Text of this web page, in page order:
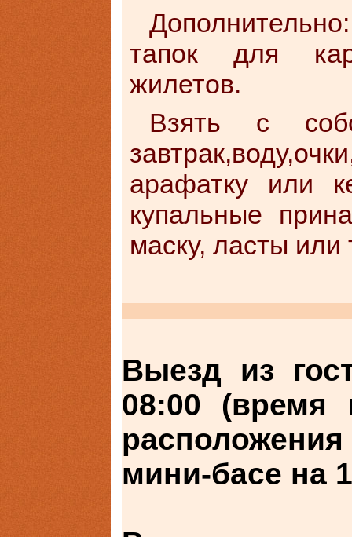
тапок для
жилетов.
Взять с
арафатку или
купальные
маску, ласты или
Выезд из
08:00 (время
мини-басе на